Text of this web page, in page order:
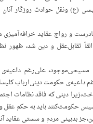
ونقل‌ حوادث‌ روزگار آنان‌
و رواج‌ عقاید خرافه‌آمیزی‌
تقابل‌عقل‌ و دین‌ شد، ظهور
حکومت‌ دینی‌ارباب‌
دینی‌ که‌ فاقد نظامات‌
حکومت‌کنند باید به‌ حکم‌ عقل‌ و
بدبینی‌ مردم‌ و سستی‌ عقاید